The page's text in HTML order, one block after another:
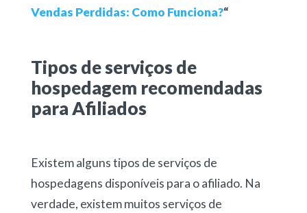
Vendas Perdidas: Como Funciona?“
Tipos de serviços de
hospedagem recomendadas
para Afiliados
Existem alguns tipos de serviços de
hospedagens disponíveis para o afiliado. Na
verdade, existem muitos serviços de